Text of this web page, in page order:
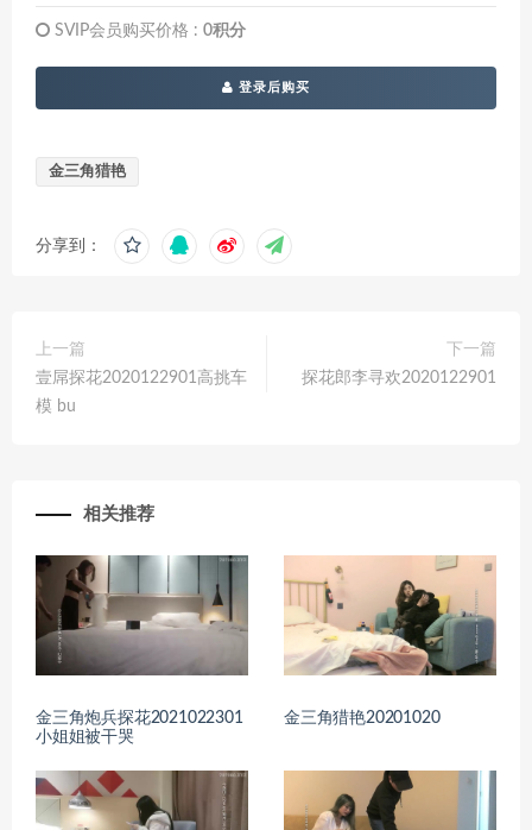
SVIP会员购买价格 : 0积分
登录后购买
金三角猎艳
分享到：
上一篇
壹屌探花2020122901高挑车
模 bu
下一篇
探花郎李寻欢2020122901
相关推荐
金三角炮兵探花2021022301
小姐姐被干哭
金三角猎艳20201020